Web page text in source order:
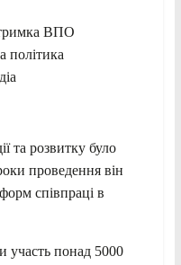
ВПО
політика
та розвитку було
проведення він
співпраці в
участь понад 5000